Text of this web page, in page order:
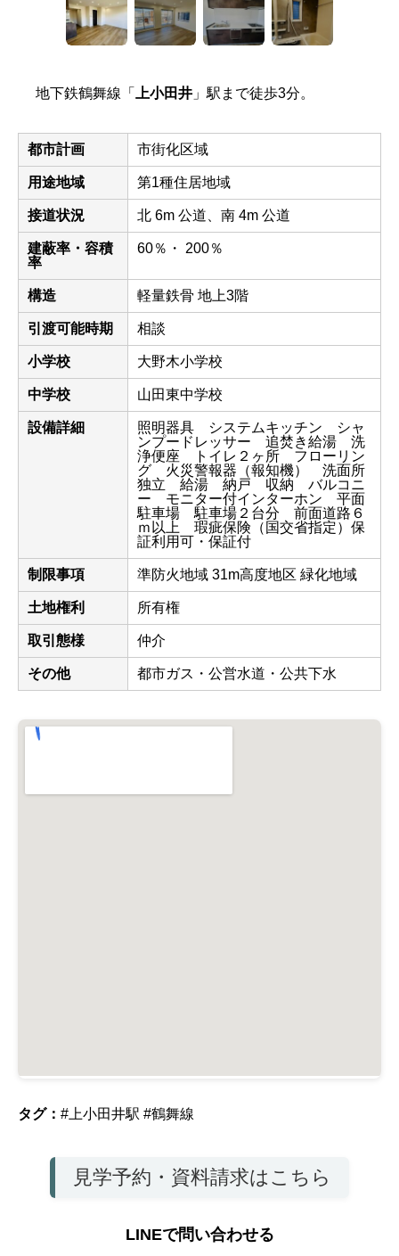
地下鉄鶴舞線「 上小田井 」駅まで徒歩3分。
都市計画 市街化区域
用途地域 第1種住居地域
接道状況 北 6m 公道、南 4m 公道
建蔽率・容積
率
60％・ 200％
構造 軽量鉄骨 地上3階
引渡可能時期 相談
小学校 大野木小学校
中学校 山田東中学校
設備詳細
照明器具 システムキッチン シャ
ンプードレッサー 追焚き給湯 洗
浄便座 トイレ２ヶ所 フローリン
グ 火災警報器（報知機） 洗面所
独立 給湯 納戸 収納 バルコニ
ー モニター付インターホン 平面
駐車場 駐車場２台分 前面道路６
ｍ以上 瑕疵保険（国交省指定）保
証利用可・保証付
制限事項 準防火地域 31m高度地区 緑化地域
土地権利 所有権
取引態様 仲介
その他 都市ガス・公営水道・公共下水
タグ： #上小田井駅 #鶴舞線
見学予約・資料請求はこちら
LINEで問い合わせる